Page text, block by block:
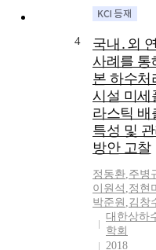
4
국내․외
사례를 통
본 하수처
시설 미세
라스틱 배
특성 및
방안 고찰
정동환,주병
이원석 ,정현
박준원 ,김창
대한상하
학회
2018